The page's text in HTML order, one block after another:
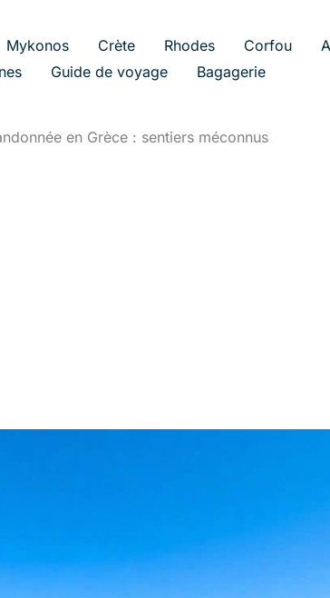
Mykonos Crète Rhodes Corfou
Guide de voyage Bagagerie
en Grèce : sentiers méconnus